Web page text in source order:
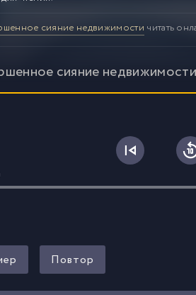
сияние недвижимости читать
сияние
Повтор